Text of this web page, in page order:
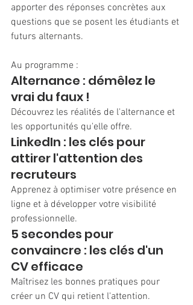
apporter des réponses concrètes aux
questions que se posent les étudiants et
futurs alternants.
Au programme :
Alternance : démêlez le
vrai du faux !
Découvrez les réalités de l'alternance et
les opportunités qu'elle offre.
LinkedIn : les clés pour
attirer l'attention des
recruteurs
Apprenez à optimiser votre présence en
ligne et à développer votre visibilité
professionnelle.
5 secondes pour
convaincre : les clés d'un
CV efficace
Maîtrisez les bonnes pratiques pour
créer un CV qui retient l'attention.